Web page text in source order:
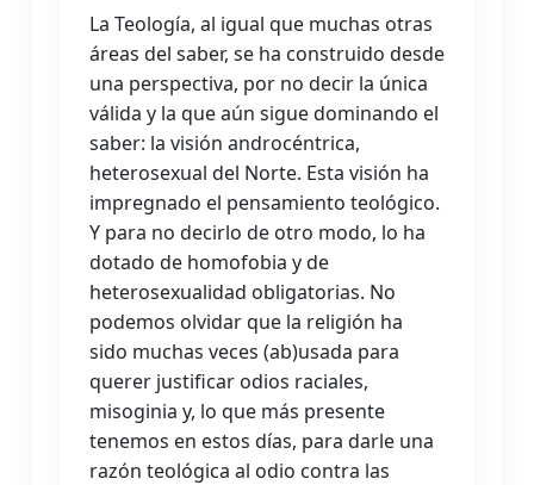
La Teología, al igual que muchas otras
áreas del saber, se ha construido desde
una perspectiva, por no decir la única
válida y la que aún sigue dominando el
saber: la visión androcéntrica,
heterosexual del Norte. Esta visión ha
impregnado el pensamiento teológico.
Y para no decirlo de otro modo, lo ha
dotado de homofobia y de
heterosexualidad obligatorias. No
podemos olvidar que la religión ha
sido muchas veces (ab)usada para
querer justificar odios raciales,
misoginia y, lo que más presente
tenemos en estos días, para darle una
razón teológica al odio contra las